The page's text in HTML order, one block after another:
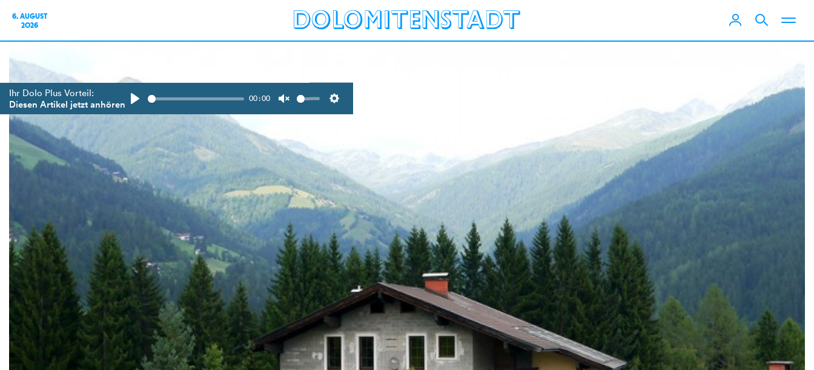
6. AUGUST
2026
Ihr Dolo Plus Vorteil:
Diesen Artikel jetzt anhören 00:00